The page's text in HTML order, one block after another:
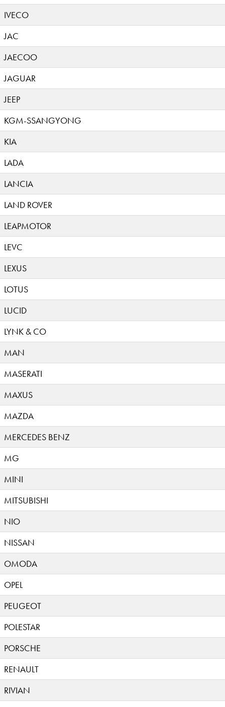
IVECO
JAC
JAECOO
JAGUAR
JEEP
KGM-SSANGYONG
KIA
LADA
LANCIA
LAND ROVER
LEAPMOTOR
LEVC
LEXUS
LOTUS
LUCID
LYNK & CO
MAN
MASERATI
MAXUS
MAZDA
MERCEDES BENZ
MG
MINI
MITSUBISHI
NIO
NISSAN
OMODA
OPEL
PEUGEOT
POLESTAR
PORSCHE
RENAULT
RIVIAN